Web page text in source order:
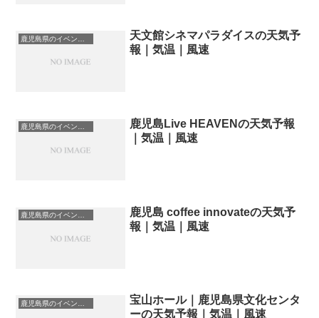
天文館シネマパラダイスの天気予
報｜気温｜風速
鹿児島県のイベント会場一覧
鹿児島Live HEAVENの天気予報
｜気温｜風速
鹿児島 coffee innovateの天気予
報｜気温｜風速
宝山ホール｜鹿児島県文化センタ
ーの天気予報｜気温｜風速